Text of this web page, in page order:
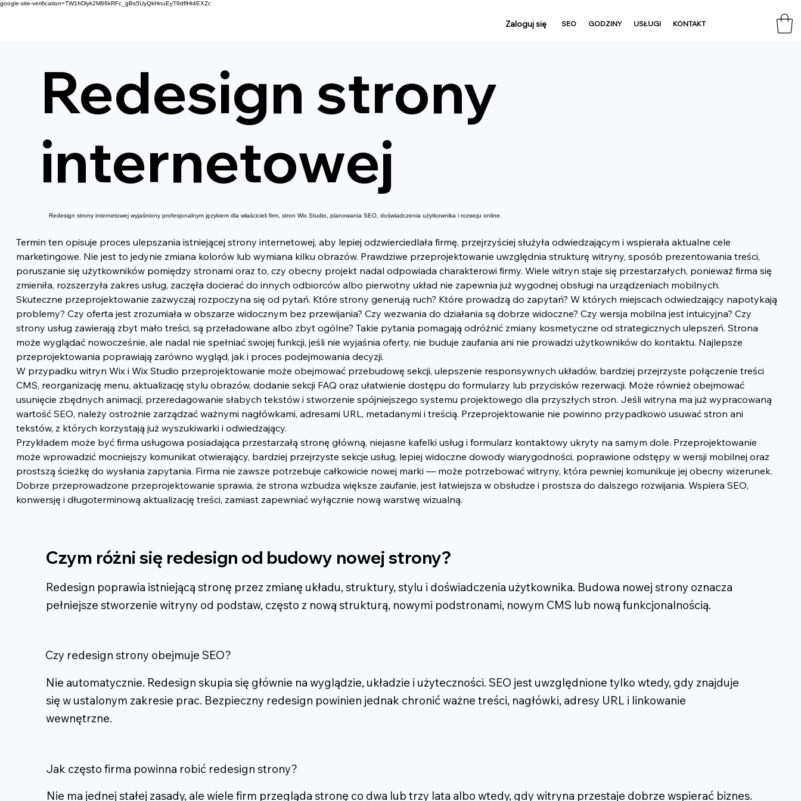
google-site-verification=TW1frDlyk2M86kRFc_gBs5UyQkHnuEyT9dflHt4EXZc
Zaloguj się SEO GODZINY USŁUGI KONTAKT
Redesign strony
internetowej
Redesign strony internetowej wyjaśniony profesjonalnym językiem dla właścicieli firm, stron Wix Studio, planowania SEO, doświadczenia użytkownika i rozwoju online.
Termin ten opisuje proces ulepszania istniejącej strony internetowej, aby lepiej odzwierciedlała firmę, przejrzyściej służyła odwiedzającym i wspierała aktualne cele
marketingowe. Nie jest to jedynie zmiana kolorów lub wymiana kilku obrazów. Prawdziwe przeprojektowanie uwzględnia strukturę witryny, sposób prezentowania treści,
poruszanie się użytkowników pomiędzy stronami oraz to, czy obecny projekt nadal odpowiada charakterowi firmy. Wiele witryn staje się przestarzałych, ponieważ firma się
zmieniła, rozszerzyła zakres usług, zaczęła docierać do innych odbiorców albo pierwotny układ nie zapewnia już wygodnej obsługi na urządzeniach mobilnych.
Skuteczne przeprojektowanie zazwyczaj rozpoczyna się od pytań. Które strony generują ruch? Które prowadzą do zapytań? W których miejscach odwiedzający napotykają
problemy? Czy oferta jest zrozumiała w obszarze widocznym bez przewijania? Czy wezwania do działania są dobrze widoczne? Czy wersja mobilna jest intuicyjna? Czy
strony usług zawierają zbyt mało treści, są przeładowane albo zbyt ogólne? Takie pytania pomagają odróżnić zmiany kosmetyczne od strategicznych ulepszeń. Strona
może wyglądać nowocześnie, ale nadal nie spełniać swojej funkcji, jeśli nie wyjaśnia oferty, nie buduje zaufania ani nie prowadzi użytkowników do kontaktu. Najlepsze
przeprojektowania poprawiają zarówno wygląd, jak i proces podejmowania decyzji.
W przypadku witryn Wix i Wix Studio przeprojektowanie może obejmować przebudowę sekcji, ulepszenie responsywnych układów, bardziej przejrzyste połączenie treści
CMS, reorganizację menu, aktualizację stylu obrazów, dodanie sekcji FAQ oraz ułatwienie dostępu do formularzy lub przycisków rezerwacji. Może również obejmować
usunięcie zbędnych animacji, przeredagowanie słabych tekstów i stworzenie spójniejszego systemu projektowego dla przyszłych stron. Jeśli witryna ma już wypracowaną
wartość SEO, należy ostrożnie zarządzać ważnymi nagłówkami, adresami URL, metadanymi i treścią. Przeprojektowanie nie powinno przypadkowo usuwać stron ani
tekstów, z których korzystają już wyszukiwarki i odwiedzający.
Przykładem może być firma usługowa posiadająca przestarzałą stronę główną, niejasne kafelki usług i formularz kontaktowy ukryty na samym dole. Przeprojektowanie
może wprowadzić mocniejszy komunikat otwierający, bardziej przejrzyste sekcje usług, lepiej widoczne dowody wiarygodności, poprawione odstępy w wersji mobilnej oraz
prostszą ścieżkę do wysłania zapytania. Firma nie zawsze potrzebuje całkowicie nowej marki — może potrzebować witryny, która pewniej komunikuje jej obecny wizerunek.
Dobrze przeprowadzone przeprojektowanie sprawia, że strona wzbudza większe zaufanie, jest łatwiejsza w obsłudze i prostsza do dalszego rozwijania. Wspiera SEO,
konwersję i długoterminową aktualizację treści, zamiast zapewniać wyłącznie nową warstwę wizualną.
Czym różni się redesign od budowy nowej strony?
Redesign poprawia istniejącą stronę przez zmianę układu, struktury, stylu i doświadczenia użytkownika. Budowa nowej strony oznacza
pełniejsze stworzenie witryny od podstaw, często z nową strukturą, nowymi podstronami, nowym CMS lub nową funkcjonalnością.
Czy redesign strony obejmuje SEO?
Nie automatycznie. Redesign skupia się głównie na wyglądzie, układzie i użyteczności. SEO jest uwzględnione tylko wtedy, gdy znajduje
się w ustalonym zakresie prac. Bezpieczny redesign powinien jednak chronić ważne treści, nagłówki, adresy URL i linkowanie
wewnętrzne.
Jak często firma powinna robić redesign strony?
Nie ma jednej stałej zasady, ale wiele firm przegląda stronę co dwa lub trzy lata albo wtedy, gdy witryna przestaje dobrze wspierać biznes.